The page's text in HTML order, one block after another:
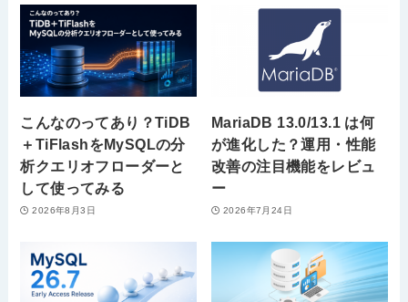
こんなのってあり？TiDB
＋TiFlashをMySQLの分
析クエリオフローダーと
して使ってみる
2026年8月3日
MariaDB 13.0/13.1 は何
が進化した？運用・性能
改善の注目機能をレビュ
ー
2026年7月24日